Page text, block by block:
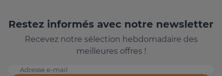
Restez informés avec notre newsletter
Recevez notre sélection hebdomadaire des
meilleures offres !
Adresse e-mail